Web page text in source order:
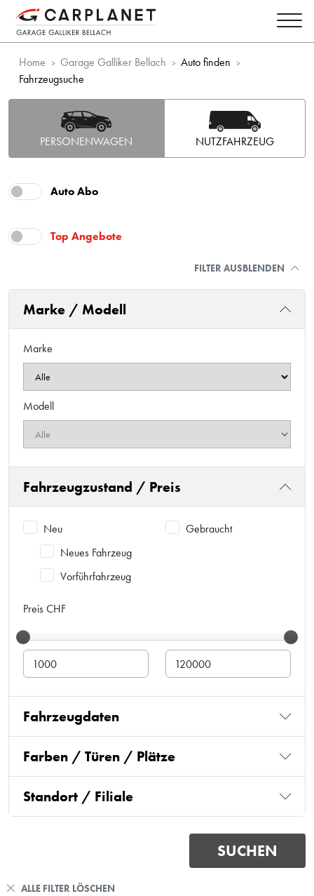
Home Garage Galliker Bellach
Auto finden
Fahrzeugsuche
PERSONENWAGEN NUTZFAHRZEUG
Auto Abo
Top Angebote
FILTER AUSBLENDEN
Marke / Modell
Marke
Modell
Fahrzeugzustand / Preis
Neu
Neues Fahrzeug
Vorführfahrzeug
Gebraucht
Preis CHF
Fahrzeugdaten
Farben / Türen / Plätze
Standort / Filiale
ALLE FILTER LÖSCHEN